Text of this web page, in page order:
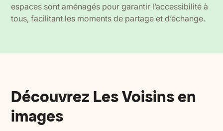
espaces sont aménagés pour garantir l’accessibilité à
tous, facilitant les moments de partage et d’échange.
Découvrez Les Voisins en
images